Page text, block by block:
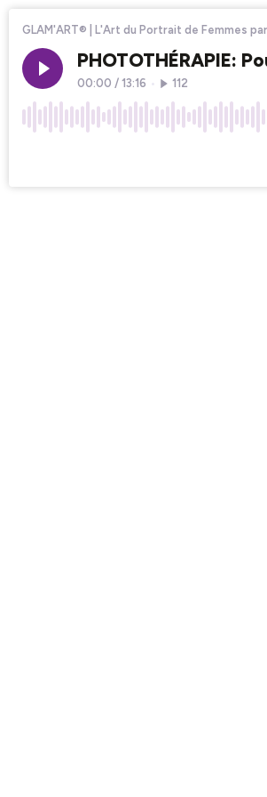
GLAM'ART® | L'Art du Portrait de Femmes
PHOTOTHÉRAPIE:
00:00 /13:16 112